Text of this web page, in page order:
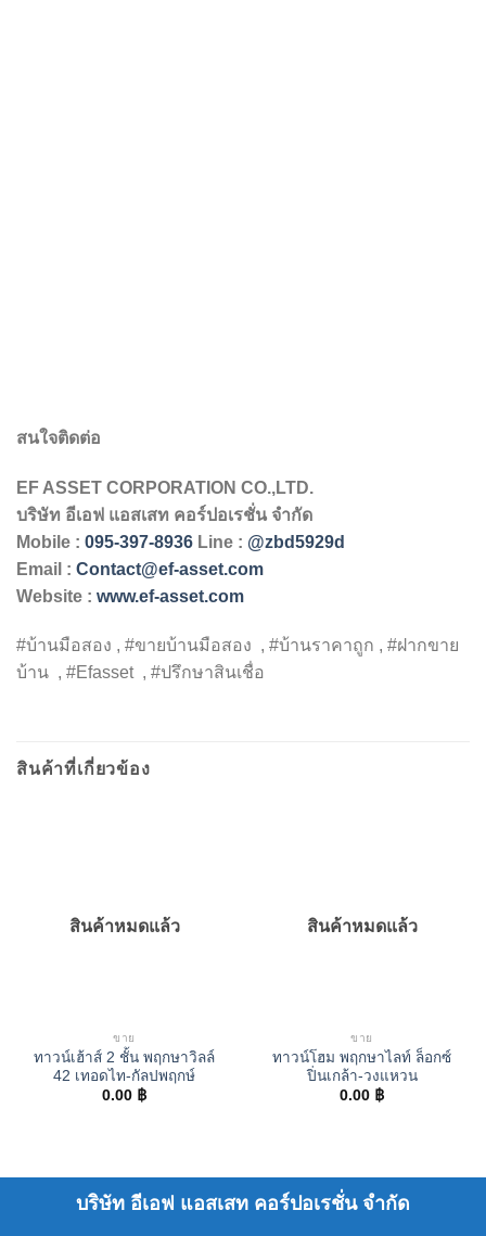
สนใจติดต่อ
EF ASSET CORPORATION CO.,LTD.
บริษัท อีเอฟ แอสเสท คอร์ปอเรชั่น จำกัด
Mobile : 095-397-8936 Line : @zbd5929d
Email : Contact@ef-asset.com
Website : www.ef-asset.com
#บ้านมือสอง , #ขายบ้านมือสอง , #บ้านราคาถูก , #ฝากขาย
บ้าน , #Efasset , #ปรึกษาสินเชื่อ
สินค้าที่เกี่ยวข้อง
สินค้าหมดแล้ว
ขาย
ทาวน์เฮ้าส์ 2 ชั้น พฤกษาวิลล์
42 เทอดไท-กัลปพฤกษ์
0.00 ฿
สินค้าหมดแล้ว
ขาย
ทาวน์โฮม พฤกษาไลท์ ล็อกซ์
ปิ่นเกล้า-วงแหวน
0.00 ฿
บริษัท อีเอฟ แอสเสท คอร์ปอเรชั่น จำกัด